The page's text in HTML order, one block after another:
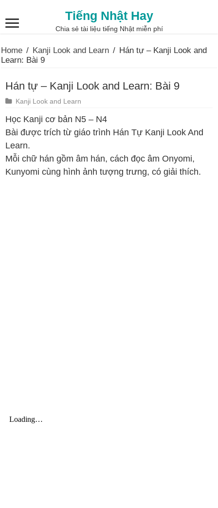
Tiếng Nhật Hay
Chia sẻ tài liệu tiếng Nhật miễn phí
Home / Kanji Look and Learn / Hán tự – Kanji Look and
Learn: Bài 9
Hán tự – Kanji Look and Learn: Bài 9
Kanji Look and Learn
Học Kanji cơ bản N5 – N4
Bài được trích từ giáo trình Hán Tự Kanji Look And
Learn.
Mỗi chữ hán gồm âm hán, cách đọc âm Onyomi,
Kunyomi cùng hình ảnh tượng trưng, có giải thích.